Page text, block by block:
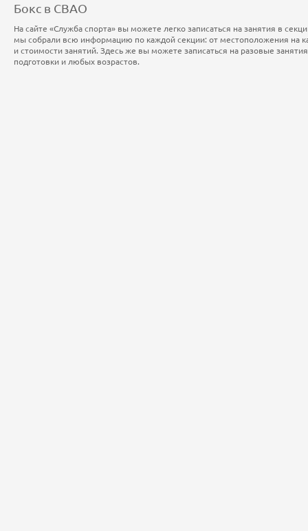
Бокс в СВАО
На сайте «Служба спорта» вы можете легко записаться на занятия в
мы собрали всю информацию по каждой секции: от местоположения на
и стоимости занятий. Здесь же вы можете записаться на разовые
подготовки и любых возрастов.